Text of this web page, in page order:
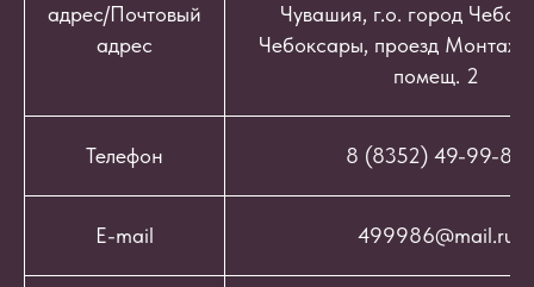
адрес/Почтовый
адрес
Чувашия, г.о. город
Чебоксары, проезд
помещ. 2
Телефон 8 (8352) 49-99-86
E-mail 499986@mail.ru